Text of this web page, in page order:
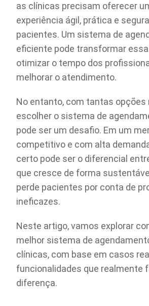
as clínicas precisam oferecer
experiência ágil, prática e
pacientes. Um sistema de
eficiente pode transformar
otimizar o tempo dos
melhorar o atendimento.
No entanto, com tantas opções
escolher o sistema de
pode ser um desafio. Em um
competitivo e com alta
certo pode ser o diferencial
que cresce de forma
perde pacientes por conta de
ineficazes.
Neste artigo, vamos explorar
melhor sistema de
clínicas, com base em casos
funcionalidades que realmente
diferença.